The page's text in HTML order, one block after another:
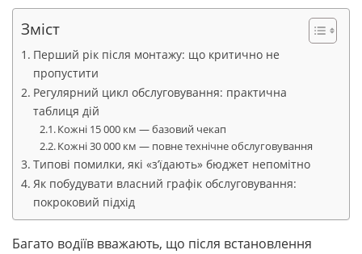
Зміст
Перший рік після монтажу: що критично не
пропустити
Регулярний цикл обслуговування: практична
таблиця дій
Кожні 15 000 км — базовий чекап
Кожні 30 000 км — повне технічне обслуговування
Типові помилки, які «з’їдають» бюджет непомітно
Як побудувати власний графік обслуговування:
покроковий підхід
Багато водіїв вважають, що після встановлення